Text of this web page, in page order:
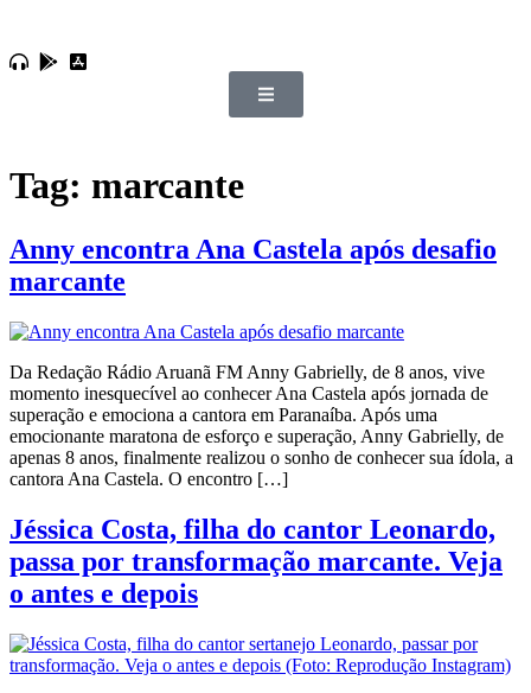
Tag: marcante
Anny encontra Ana Castela após desafio
marcante
Da Redação Rádio Aruanã FM Anny Gabrielly, de 8 anos, vive
momento inesquecível ao conhecer Ana Castela após jornada de
superação e emociona a cantora em Paranaíba. Após uma
emocionante maratona de esforço e superação, Anny Gabrielly, de
apenas 8 anos, finalmente realizou o sonho de conhecer sua ídola, a
cantora Ana Castela. O encontro […]
Jéssica Costa, filha do cantor Leonardo,
passa por transformação marcante. Veja
o antes e depois